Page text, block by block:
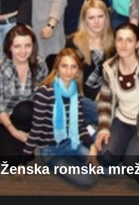
Ženska romska